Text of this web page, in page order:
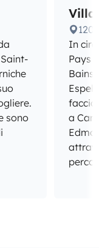
sono
120
In
Pays
Bains
a